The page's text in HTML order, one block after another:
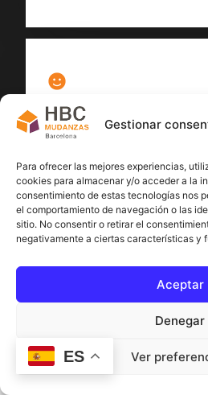
Gestionar
Para ofrecer las mejores experiencias,
cookies para almacenar y/o acceder a la
consentimiento de estas tecnologías nos
el comportamiento de navegación o las
sitio. No consentir o retirar el
negativamente a ciertas características y
Aceptar
Denegar
Ver
100
ES